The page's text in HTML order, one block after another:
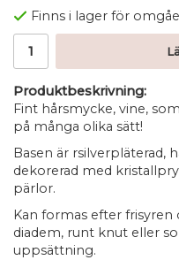
Finns i lager för
Produktbeskrivning:
Fint hårsmycke, vine,
på många olika sätt!
Basen är rsilverpläterad,
dekorerad med
pärlor.
Kan formas efter
diadem, runt knut eller
uppsättning.